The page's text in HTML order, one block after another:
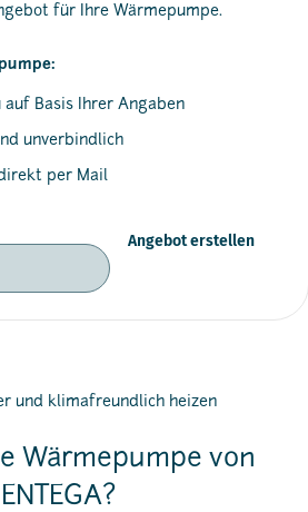
für Ihre Wärmepumpe.
auf Basis Ihrer Angaben
unverbindlich
per Mail
Angebot erstellen
und klimafreundlich heizen
Wärmepumpe von
ENTEGA?